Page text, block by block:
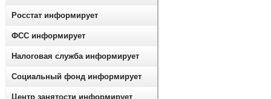
Росстат информирует
ФСС информирует
Налоговая служба информирует
Социальный фонд информирует
Центр занятости информирует